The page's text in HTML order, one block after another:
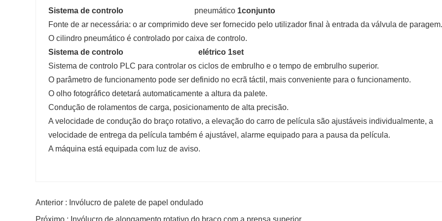
Sistema de controlo
pneumático 1conjunto
Fonte de ar necessária: o ar comprimido deve ser fornecido pelo utilizador final à entrada da válvula de paragem.
O cilindro pneumático é controlado por caixa de controlo.
Sistema de controlo
elétrico 1set
Sistema de controlo PLC para controlar os ciclos de embrulho e o tempo de embrulho superior.
O parâmetro de funcionamento pode ser definido no ecrã táctil, mais conveniente para o funcionamento.
O olho fotográfico detetará automaticamente a altura da palete.
Condução de rolamentos de carga, posicionamento de alta precisão.
A velocidade de condução do braço rotativo, a elevação do carro de película são ajustáveis individualmente, a
velocidade de entrega da película também é ajustável, alarme equipado para a pausa da película.
A máquina está equipada com luz de aviso.
Anterior : Invólucro de palete de papel ondulado